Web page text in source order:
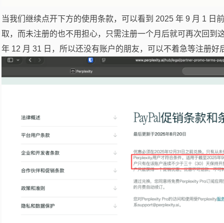
当我们继续点开下方的使用条款，可以看到 2025 年 9 月 1 日
取，而未注册的也不用担心，只需注册一个月后就可再次回到
年 12 月 31 日，所以还没有账户的朋友，可以不着急等注册好